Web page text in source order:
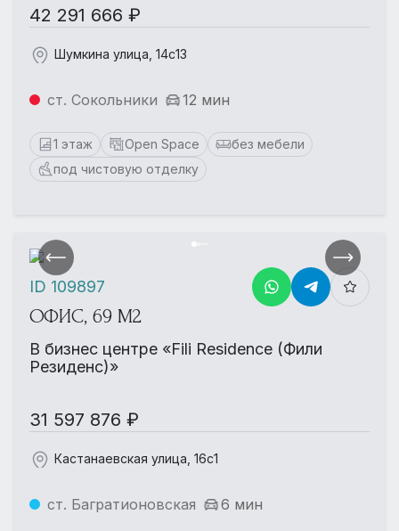
42 291 666 ₽
Шумкина улица, 14с13
ст. Сокольники 12 мин
1 этаж Open Space
без мебели
под чистовую отделку
ОФИС, 69 М2
В бизнес центре «Fili Residence (Фили
Резиденс)»
31 597 876 ₽
Кастанаевская улица, 16с1
ст. Багратионовская 6 мин
ID 109897